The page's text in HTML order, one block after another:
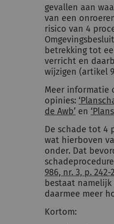
gevallen aan
van een
risico van 4
betrekking tot
verricht en
wijzigen (artikel
Meer informatie
opinies: ‘
de Awb’ en ‘
De schade tot 4
wat hierboven
onder. Dat
986, nr. 3, p. 242-
bestaat
daarmee meer
Kortom: